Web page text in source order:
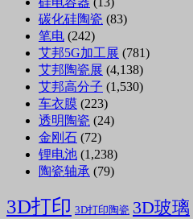
碳化硅陶瓷 (83)
笔电 (242)
艾邦5G加工展 (781)
艾邦陶瓷展 (4,138)
艾邦高分子 (1,530)
车衣膜 (223)
透明陶瓷 (24)
金刚石 (72)
锂电池 (1,238)
陶瓷轴承 (79)
3D打印 3D打印陶瓷 3D玻璃